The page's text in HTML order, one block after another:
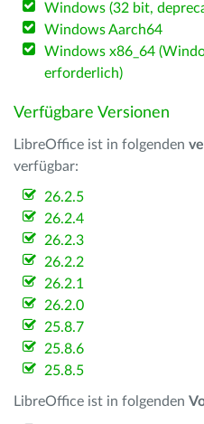
Windows (32 bit,
Windows Aarch64
Windows x86_64
erforderlich)
Verfügbare Versionen
LibreOffice ist in folgenden
verfügbar:
26.2.5
26.2.4
26.2.3
26.2.2
26.2.1
26.2.0
25.8.7
25.8.6
25.8.5
LibreOffice ist in folgenden